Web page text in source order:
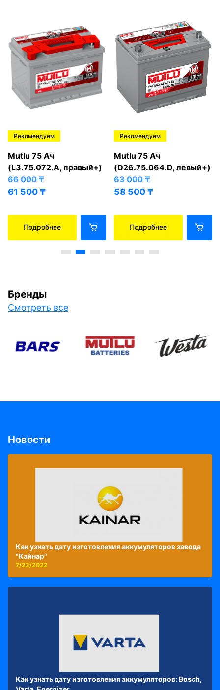
Рекомендуем
Mutlu 75 Ач
(L3.75.072.A, правый+)
66 000₸
61 500₸
Подробнее
Рекомендуем
Mutlu 75 Ач
(D26.75.064.D, левый+)
63 000₸
58 500₸
Подробнее
Бренды
Смотреть все
Новости
Как узнать дату изготовления аккумуляторов завода
"Кайнар"
7/22/2022
Как узнать дату изготовления аккумуляторов: Bosch,